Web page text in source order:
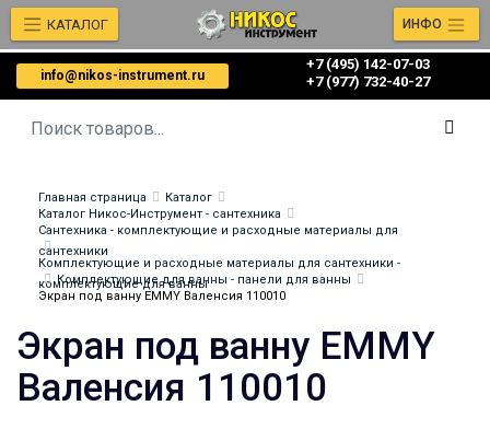
info@nikos-instrument.ru
+7 (495) 142-07-03
‎‎+7 (977) 732-40-27
КАТАЛОГ ИНФО
Главная страница
Каталог
Каталог Никос-Инструмент - сантехника
Сантехника - комплектующие и расходные материалы для
сантехники
Комплектующие и расходные материалы для сантехники -
комплектующие для ванны
Комплектующие для ванны - панели для ванны
Экран под ванну EMMY Валенсия 110010
Экран под ванну EMMY
Валенсия 110010